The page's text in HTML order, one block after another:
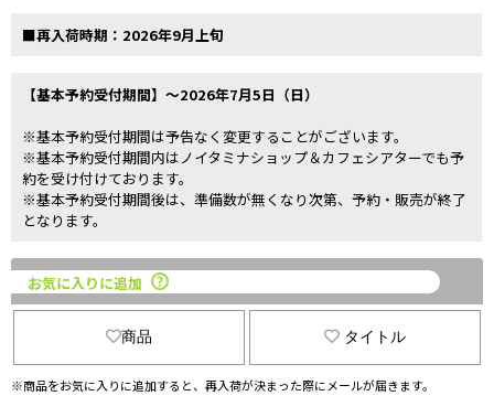
■再入荷時期：2026年9月上旬
【基本予約受付期間】～2026年7月5日（日）
※基本予約受付期間は予告なく変更することがございます。
※基本予約受付期間内はノイタミナショップ＆カフェシアターでも予
約を受け付けております。
※基本予約受付期間後は、準備数が無くなり次第、予約・販売が終了
となります。
お気に入りに追加
商品 タイトル
※商品をお気に入りに追加すると、再入荷が決まった際にメールが届きます。